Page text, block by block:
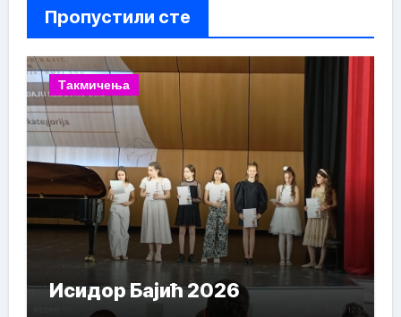
Пропустили сте
Такмичења
Исидор Бајић 2026